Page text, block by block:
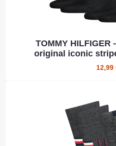
TOMMY HILFIGER
original iconic
12,99